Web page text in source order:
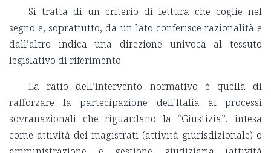
Si tratta di un criterio di lettura che coglie nel
segno e, soprattutto, da un lato conferisce razionalità e
dall’altro indica una direzione univoca al tessuto
legislativo di riferimento.
La ratio dell’intervento normativo è quella di
rafforzare la partecipazione dell’Italia ai processi
sovranazionali che riguardano la “Giustizia”, intesa
come attività dei magistrati (attività giurisdizionale) o